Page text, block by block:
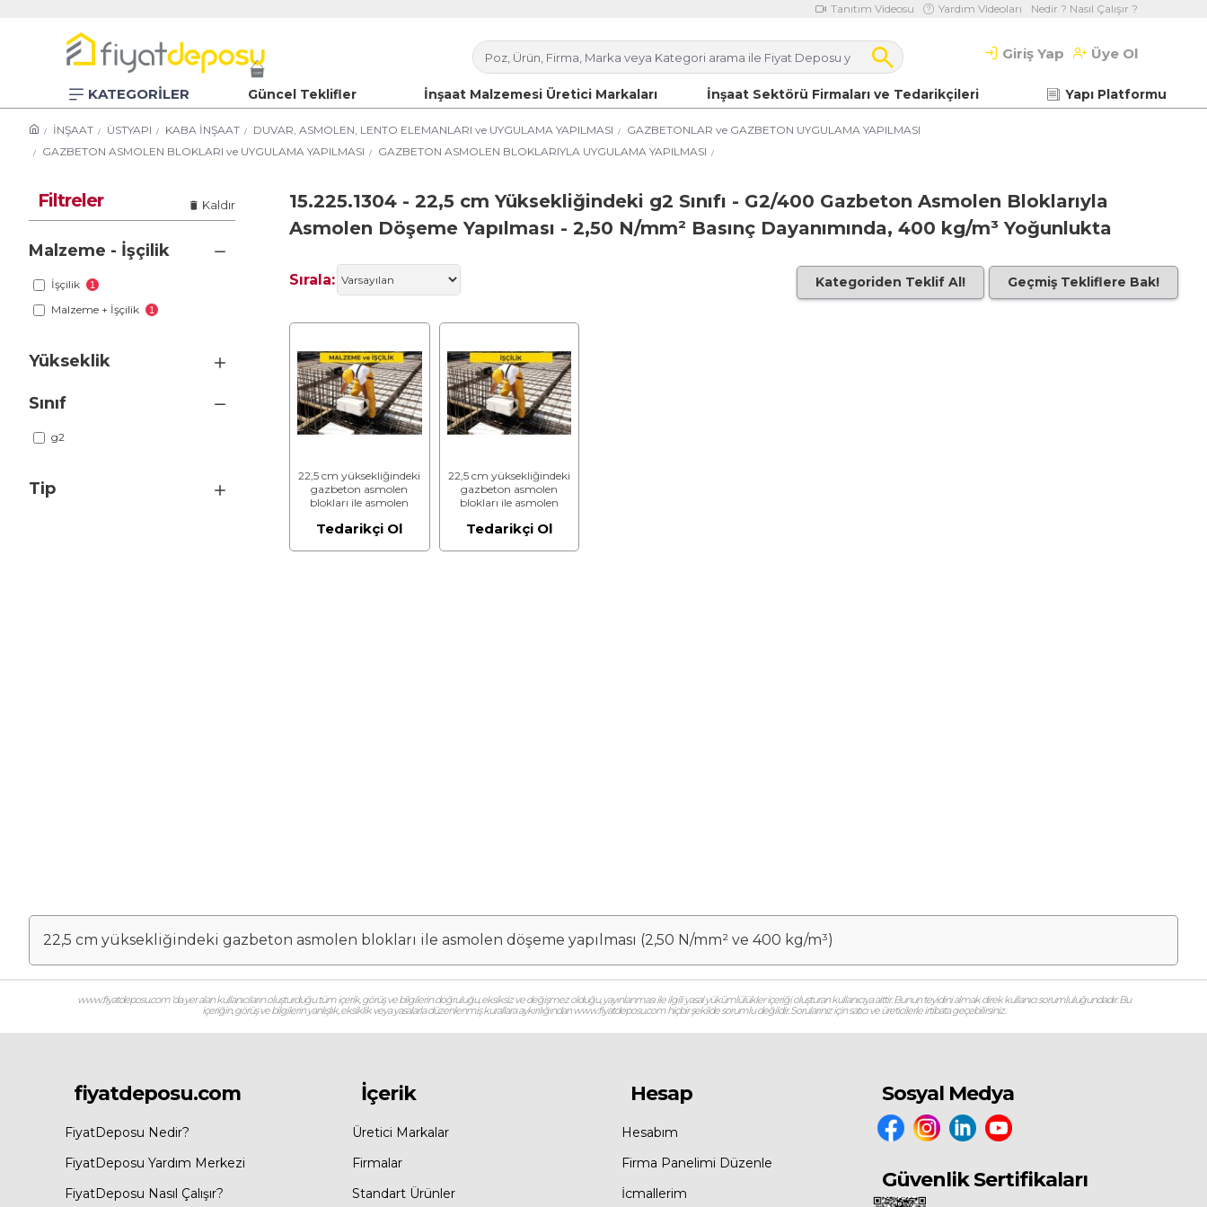
Tanıtım Videosu Yardım Videoları Nedir ? Nasıl Çalışır ?
Giriş Yap Üye Ol
KATEGORİLER Güncel Teklifler İnşaat Malzemesi Üretici Markaları İnşaat Sektörü Firmaları ve Tedarikçileri Yapı Platformu
İNŞAAT ÜSTYAPI KABA İNŞAAT DUVAR, ASMOLEN, LENTO ELEMANLARI ve UYGULAMA YAPILMASI
GAZBETONLAR ve GAZBETON UYGULAMA YAPILMASI
GAZBETON ASMOLEN BLOKLARI ve UYGULAMA YAPILMASI
GAZBETON ASMOLEN BLOKLARIYLA UYGULAMA YAPILMASI
Filtreler Kaldır
Yükseklik
Sınıf
g2
Tip
Malzeme - İşçilik
İşçilik 1
Malzeme + İşçilik 1
15.225.1304 - 22,5 cm Yüksekliğindeki g2 Sınıfı - G2/400 Gazbeton Asmolen Bloklarıyla
Asmolen Döşeme Yapılması - 2,50 N/mm² Basınç Dayanımında, 400 kg/m³ Yoğunlukta
Sırala: Kategoriden Teklif Al! Geçmiş Tekliflere Bak!
22,5 cm yüksekliğindeki
gazbeton asmolen
blokları ile asmolen
N/mm² ve 400 kg/m³)
Tedarikçi Ol
22,5 cm yüksekliğindeki
gazbeton asmolen
blokları ile asmolen
N/mm² ve 400 kg/m³)
Tedarikçi Ol
22,5 cm yüksekliğindeki gazbeton asmolen blokları ile asmolen döşeme yapılması (2,50 N/mm² ve 400 kg/m³)
www.fiyatdeposu.com ‘da yer alan kullanıcıların oluşturduğu tüm içerik, görüş ve bilgilerin doğruluğu, eksiksiz ve değişmez olduğu, yayınlanması ile ilgili yasal yükümlülükler içeriği oluşturan kullanıcıya aittir. Bunun teyidini almak direk kullanıcı sorumluluğundadır. Bu
içeriğin, görüş ve bilgilerin yanlışlık, eksiklik veya yasalarla düzenlenmiş kurallara aykırılığından www.fiyatdeposu.com hiçbir şekilde sorumlu değildir. Sorularınız için satıcı ve üreticilerle irtibata geçebilirsiniz.
fiyatdeposu.com
FiyatDeposu Nedir?
FiyatDeposu Yardım Merkezi
FiyatDeposu Nasıl Çalışır?
İçerik
Üretici Markalar
Firmalar
Standart Ürünler
Hesap
Hesabım
Firma Panelimi Düzenle
İcmallerim
Sosyal Medya
Güvenlik Sertifikaları